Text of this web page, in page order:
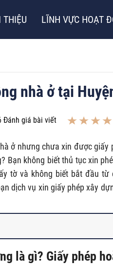
THIỆU LĨNH VỰC HOẠT
nhà ở tại
Đánh giá bài viết
ở nhưng chưa xin được
Bạn không biết thủ tục xin
tờ và không biết bắt đầu từ
dịch vụ xin giấy phép xây
là gì? Giấy phép